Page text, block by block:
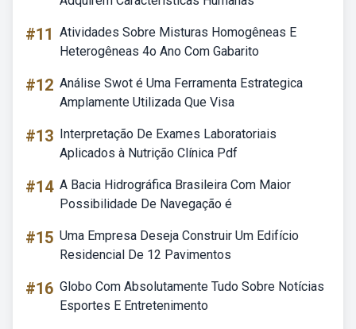
#11 Atividades Sobre Misturas Homogêneas E
Heterogêneas 4o Ano Com Gabarito
#12 Análise Swot é Uma Ferramenta Estrategica
Amplamente Utilizada Que Visa
#13 Interpretação De Exames Laboratoriais
Aplicados à Nutrição Clínica Pdf
#14 A Bacia Hidrográfica Brasileira Com Maior
Possibilidade De Navegação é
#15 Uma Empresa Deseja Construir Um Edifício
Residencial De 12 Pavimentos
#16 Globo Com Absolutamente Tudo Sobre Notícias
Esportes E Entretenimento